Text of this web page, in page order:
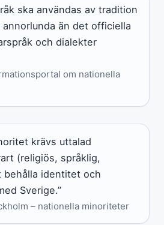
ska användas av tradition
än det officiella
och dialekter
om nationella
krävs uttalad
(religiös, språklig,
behålla identitet och
Sverige.”
– nationella minoriteter